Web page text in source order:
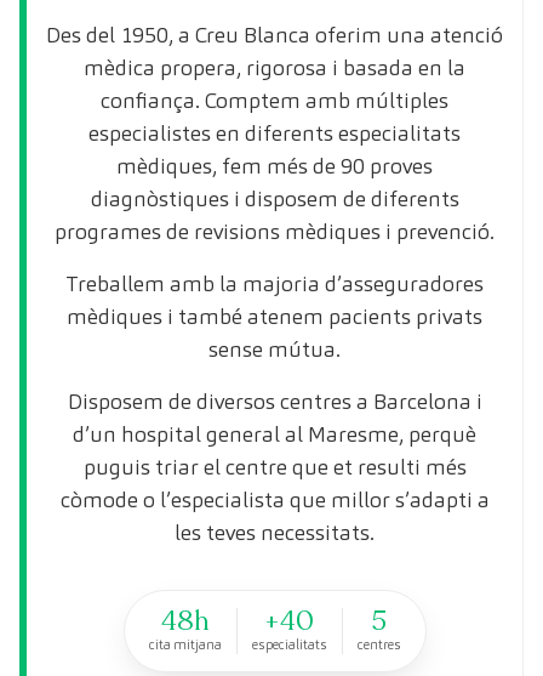
Des del 1950, a Creu Blanca oferim una atenció
mèdica propera, rigorosa i basada en la
confiança. Comptem amb múltiples
especialistes en diferents especialitats
mèdiques, fem més de 90 proves
diagnòstiques i disposem de diferents
programes de revisions mèdiques i prevenció.
Treballem amb la majoria d’asseguradores
mèdiques i també atenem pacients privats
sense mútua.
Disposem de diversos centres a Barcelona i
d’un hospital general al Maresme, perquè
puguis triar el centre que et resulti més
còmode o l’especialista que millor s’adapti a
les teves necessitats.
48h
cita mitjana
+40
especialitats
5
centres